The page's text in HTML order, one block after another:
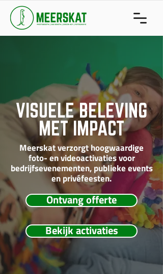
VISUELE BELEVING
MET IMPACT
Meerskat verzorgt hoogwaardige
foto- en videoactivaties voor
bedrijfsevenementen, publieke events
en privéfeesten.
Ontvang offerte
Bekijk activaties